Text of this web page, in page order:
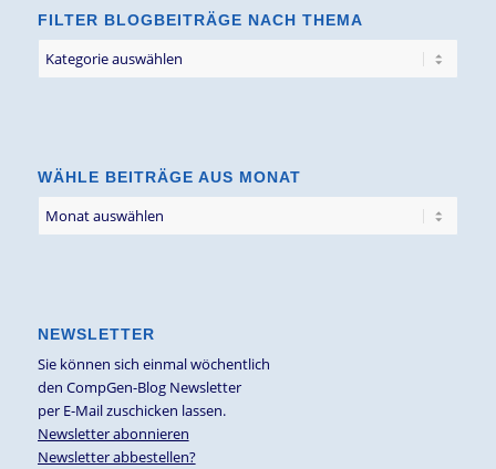
FILTER BLOGBEITRÄGE NACH THEMA
Blogbeiträge
WÄHLE BEITRÄGE AUS MONAT
NEWSLETTER
Sie können sich einmal wöchentlich
den CompGen-Blog Newsletter
per E-Mail zuschicken lassen.
Newsletter abonnieren
Newsletter abbestellen?